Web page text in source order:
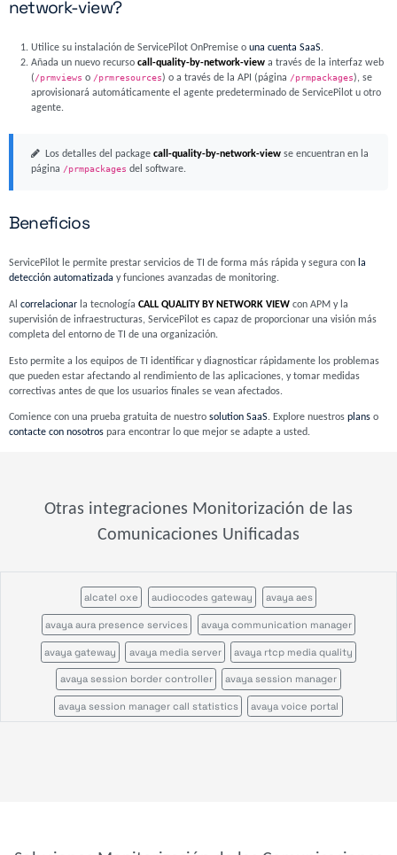
network-view?
Utilice su instalación de ServicePilot OnPremise ouna cuenta SaaS.
Añada un nuevo recursocall-quality-by-network-viewa través de la interfaz web
(/prmviews o /prmresources) o a través de la API (página /prmpackages), se
aprovisionará automáticamente el agente predeterminado de ServicePilot u otro
agente.
Los detalles del package call-quality-by-network-viewse encuentran en la
página /prmpackages del software.
Beneficios
ServicePilot le permite prestar servicios de TI de forma más rápida y segura con la
detección automatizada y funciones avanzadas de monitoring.
Al correlacionarla tecnología CALL QUALITY BY NETWORK VIEWcon APM y la
supervisión de infraestructuras, ServicePilot es capaz de proporcionar una visión más
completa del entorno de TI de una organización.
Esto permite a los equipos de TI identificar y diagnosticar rápidamente los problemas
que pueden estar afectando al rendimiento de las aplicaciones, y tomar medidas
correctivas antes de que los usuarios finales se vean afectados.
Comience con una prueba gratuita de nuestro solution SaaS. Explore nuestros planso
contacte con nosotrospara encontrar lo que mejor se adapte a usted.
Otras integraciones Monitorización de las
Comunicaciones Unificadas
alcatel oxe audiocodes gateway avaya aes
avaya aura presence services avaya communication manager
avaya gateway avaya media server avaya rtcp media quality
avaya session border controller avaya session manager
avaya session manager call statistics avaya voice portal